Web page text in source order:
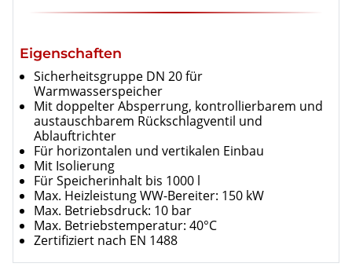
Eigenschaften
Sicherheitsgruppe DN 20 für
Warmwasserspeicher
Mit doppelter Absperrung, kontrollierbarem und
austauschbarem Rückschlagventil und
Ablauftrichter
Für horizontalen und vertikalen Einbau
Mit Isolierung
Für Speicherinhalt bis 1000 l
Max. Heizleistung WW-Bereiter: 150 kW
Max. Betriebsdruck: 10 bar
Max. Betriebstemperatur: 40°C
Zertifiziert nach EN 1488